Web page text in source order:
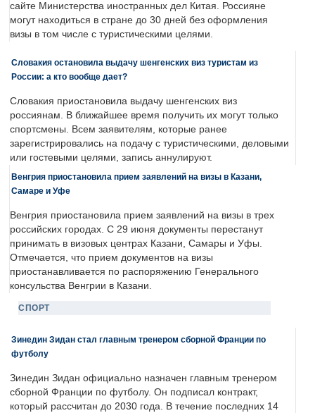
сайте Министерства иностранных дел Китая. Россияне
могут находиться в стране до 30 дней без оформления
визы в том числе с туристическими целями.
Словакия остановила выдачу шенгенских виз туристам из
России: а кто вообще дает?
Словакия приостановила выдачу шенгенских виз
россиянам. В ближайшее время получить их могут только
спортсмены. Всем заявителям, которые ранее
зарегистрировались на подачу с туристическими, деловыми
или гостевыми целями, запись аннулируют.
Венгрия приостановила прием заявлений на визы в Казани,
Самаре и Уфе
Венгрия приостановила прием заявлений на визы в трех
российских городах. С 29 июня документы перестанут
принимать в визовых центрах Казани, Самары и Уфы.
Отмечается, что прием документов на визы
приостанавливается по распоряжению Генерального
консульства Венгрии в Казани.
СПОРТ
Зинедин Зидан стал главным тренером сборной Франции по
футболу
Зинедин Зидан официально назначен главным тренером
сборной Франции по футболу. Он подписал контракт,
который рассчитан до 2030 года. В течение последних 14